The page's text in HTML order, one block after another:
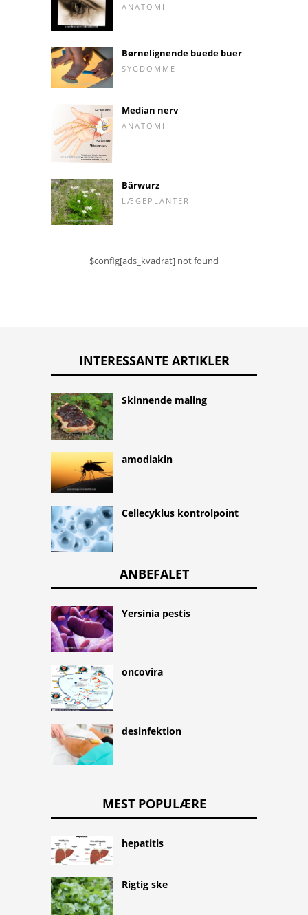
ANATOMI
Børnelignende buede buer
SYGDOMME
Median nerv
ANATOMI
Bärwurz
LÆGEPLANTER
$config[ads_kvadrat] not found
INTERESSANTE ARTIKLER
Skinnende maling
amodiakin
Cellecyklus kontrolpoint
ANBEFALET
Yersinia pestis
oncovira
desinfektion
MEST POPULÆRE
hepatitis
Rigtig ske